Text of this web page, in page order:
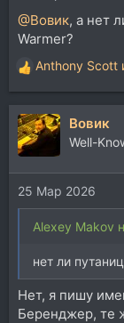
@Вовик, а нет
Warmer?
Р
е
а
к
ц
и
и
:
Anthony Scott
Вовик
Well-
25 Мар 2026
Alexey Makov
нет ли
Нет, я пишу
Беренджер, те